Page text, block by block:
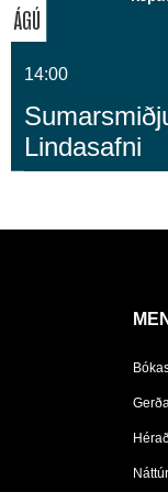
ÁGÚ
14:00
Lindasafni